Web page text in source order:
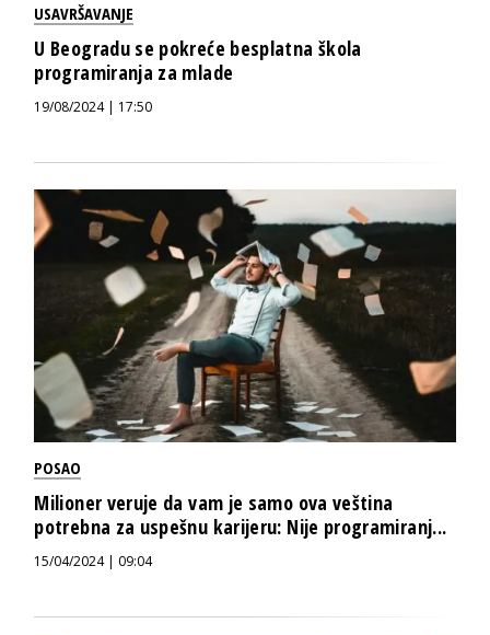
USAVRŠAVANJE
U Beogradu se pokreće besplatna škola
programiranja za mlade
19/08/2024 | 17:50
POSAO
Milioner veruje da vam je samo ova veština
potrebna za uspešnu karijeru: Nije programiranj...
15/04/2024 | 09:04